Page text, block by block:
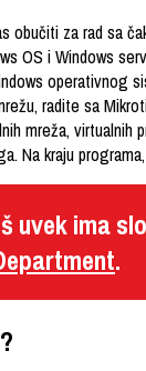
obučiti za rad sa
OS i Windows
operativnog
radite sa
mreža, virtualnih
Na kraju
uvek ima
.